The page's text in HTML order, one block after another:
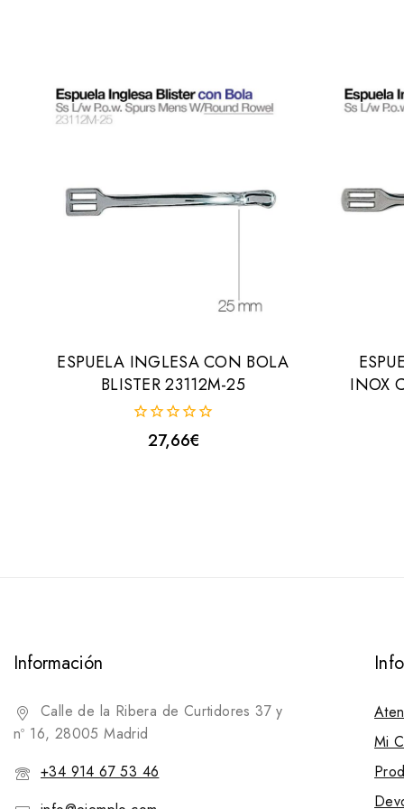
ESPUELA INGLESA CON BOLA
BLISTER 23112M-25
fuera
27,66€
INOX
Información
Calle de la Ribera de Curtidores 37 y
nº 16, 28005 Madrid
+34 914 67 53 46
Mi